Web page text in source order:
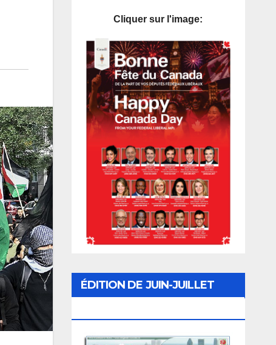
Cliquer sur l'image:
ÉDITION DE JUIN-JUILLET